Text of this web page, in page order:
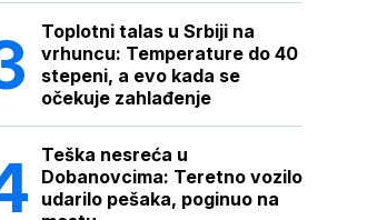
Toplotni talas u Srbiji na
vrhuncu: Temperature do 40
stepeni, a evo kada se
očekuje zahlađenje
Teška nesreća u
Dobanovcima: Teretno vozilo
udarilo pešaka, poginuo na